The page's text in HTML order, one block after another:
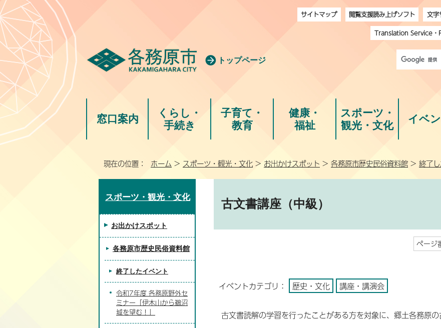
トップページ
サイトマップ 閲覧支援読み上げソフト
文字
Translation Service・
窓口案内
くらし・
手続き
子育て・
教育
健康・
福祉
スポーツ・
観光・文化
イベ
現在の位置： ホーム > スポーツ・観光・文化 > お出かけスポット > 各務原市歴史民俗資料館 > 終了
古文書講座（中級）
ページ
イベントカテゴリ： 歴史・文化 講座・講演会
古文書読解の学習を行ったことがある方を対象に、郷土各務原の
スポーツ・観光・文化
お出かけスポット
各務原市歴史民俗資料館
終了したイベント
令和7年度 各務原野外セ
ミナー「伊木山から鵜沼
城を望む！」